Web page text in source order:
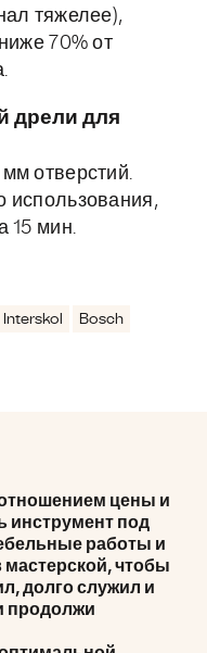
тяжелее),
70% от
дрели для
отверстий.
использования,
15 мин.
Interskol
Bosch
цены и
инструмент под
работы и
мастерской, чтобы
долго служил и
продолжи